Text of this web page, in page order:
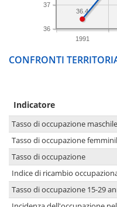
1991
36
37
36.4
CONFRONTI
Indicatore
Tasso di occupazione maschile
Tasso di occupazione
Tasso di occupazione
Indice di ricambio
Tasso di occupazione 15-29